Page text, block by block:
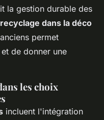
la gestion durable des
recyclage dans la déco
permet
de donner une
les choix
incluent l'intégration